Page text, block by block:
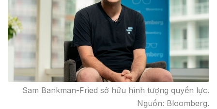
Sam Bankman-Fried sở hữu hình tượng quyền lực.
Nguồn: Bloomberg.